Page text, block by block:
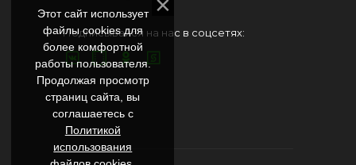
Подписывайся на нас в соцсетях:
Этот сайт использует
файлы cookies для
более комфортной
работы пользователя.
Продолжая просмотр
страниц сайта, вы
соглашаетесь с
Политикой
использования